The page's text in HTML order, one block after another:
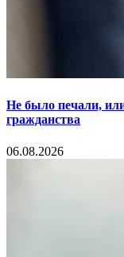
Не было печали,
гражданства
06.08.2026